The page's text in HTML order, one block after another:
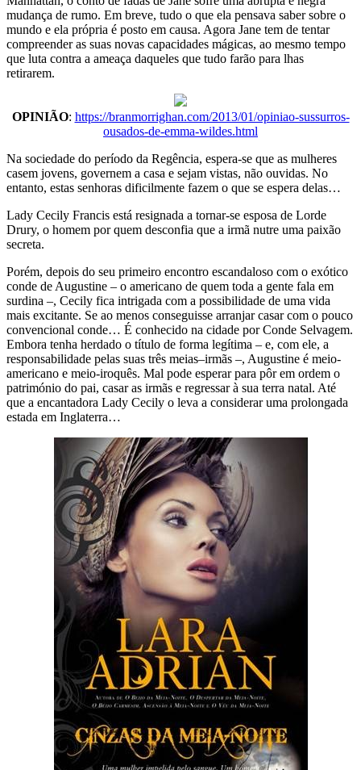
mudança de rumo. Em breve, tudo o que ela pensava saber sobre o
mundo e ela própria é posto em causa. Agora Jane tem de tentar
compreender as suas novas capacidades mágicas, ao mesmo tempo
que luta contra a ameaça daqueles que tudo farão para lhas
retirarem.
OPINIÃO: https://branmorrighan.com/2013/01/opiniao-sussurros-
ousados-de-emma-wildes.html
Na sociedade do período da Regência, espera-se que as mulheres
casem jovens, governem a casa e sejam vistas, não ouvidas. No
entanto, estas senhoras dificilmente fazem o que se espera delas…
Lady Cecily Francis está resignada a tornar-se esposa de Lorde
Drury, o homem por quem desconfia que a irmã nutre uma paixão
secreta.
Porém, depois do seu primeiro encontro escandaloso com o exótico
conde de Augustine – o americano de quem toda a gente fala em
surdina –, Cecily fica intrigada com a possibilidade de uma vida
mais excitante. Se ao menos conseguisse arranjar casar com o pouco
convencional conde… É conhecido na cidade por Conde Selvagem.
Embora tenha herdado o título de forma legítima – e, com ele, a
responsabilidade pelas suas três meias–irmãs –, Augustine é meio-
americano e meio-iroquês. Mal pode esperar para pôr em ordem o
património do pai, casar as irmãs e regressar à sua terra natal. Até
que a encantadora Lady Cecily o leva a considerar uma prolongada
estada em Inglaterra…